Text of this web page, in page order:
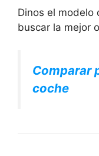
Dinos el modelo
buscar la mejor
Comparar
coche